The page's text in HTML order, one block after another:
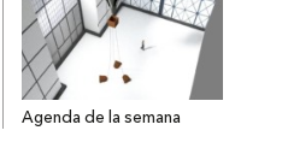
Agenda de la semana